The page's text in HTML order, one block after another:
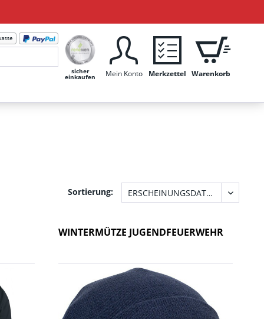
sicher
einkaufen Mein Konto Merkzettel Warenkorb
Sortierung:
WINTERMÜTZE JUGENDFEUERWEHR